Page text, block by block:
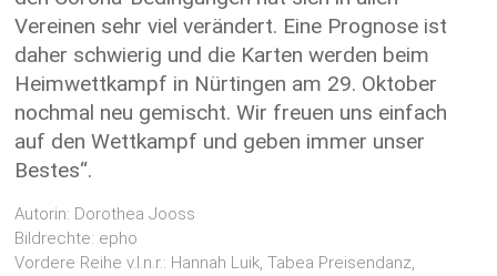
Vereinen sehr viel verändert. Eine Prognose ist
daher schwierig und die Karten werden beim
Heimwettkampf in Nürtingen am 29. Oktober
nochmal neu gemischt. Wir freuen uns einfach
auf den Wettkampf und geben immer unser
Bestes“.
Autorin: Dorothea Jooss
Bildrechte: epho
Vordere Reihe v.l.n.r.: Hannah Luik, Tabea Preisendanz,